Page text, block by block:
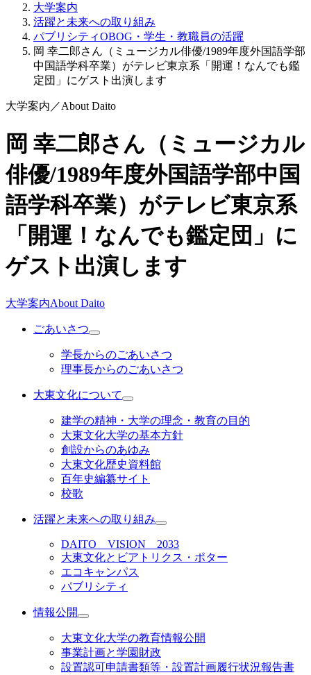
大学案内
活躍と未来への取り組み
パブリシティOBOG・学生・教職員の活躍
岡 幸二郎さん（ミュージカル俳優/1989年度外国語学部
中国語学科卒業）がテレビ東京系「開運！なんでも鑑
定団」にゲスト出演します
大学案内 ／About Daito
岡 幸二郎さん（ミュージカル
俳優/1989年度外国語学部中国
語学科卒業）がテレビ東京系
「開運！なんでも鑑定団」に
ゲスト出演します
大学案内About Daito
ごあいさつ
学長からのごあいさつ
理事長からのごあいさつ
大東文化について
建学の精神・大学の理念・教育の目的
大東文化大学の基本方針
創設からのあゆみ
大東文化歴史資料館
百年史編纂サイト
校歌
活躍と未来への取り組み
DAITO VISION 2033
大東文化とビアトリクス・ポター
エコキャンパス
パブリシティ
情報公開
大東文化大学の教育情報公開
事業計画と学園財政
設置認可申請書類等・設置計画履行状況報告書